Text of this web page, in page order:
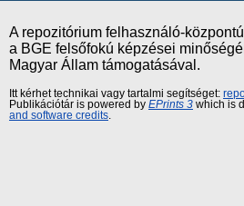
A repozitórium felhasználó-
a BGE felsőfokú képzései
Magyar Állam támogatásával.
Itt kérhet technikai vagy tartalmi segítséget:
Publikációtár is powered by EPrints 3 which is
and software credits